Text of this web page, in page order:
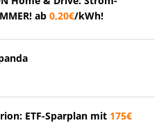
ab 0,20€/kWh!
ETF-Sparplan mit 175€